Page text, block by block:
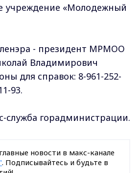
учреждение «Молодежный
- президент МРМОО
Владимирович
для справок: 8-961-252-
93.
служба горадминистрации.
новости в макс-канале
. Подписывайтесь и будьте в